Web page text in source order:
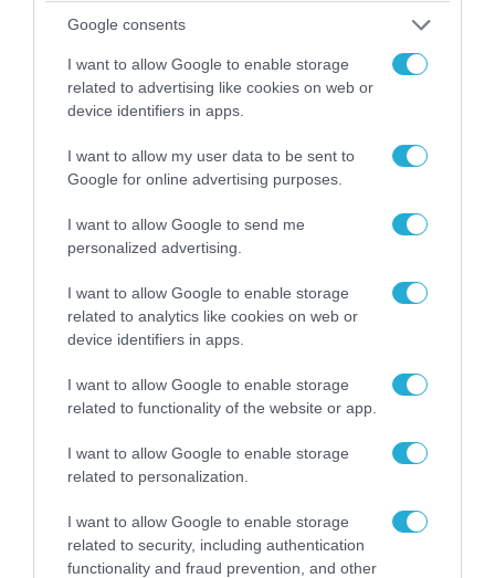
Google consents
I want to allow Google to enable storage
related to advertising like cookies on web or
device identifiers in apps.
I want to allow my user data to be sent to
Google for online advertising purposes.
I want to allow Google to send me
personalized advertising.
I want to allow Google to enable storage
related to analytics like cookies on web or
device identifiers in apps.
I want to allow Google to enable storage
related to functionality of the website or app.
I want to allow Google to enable storage
related to personalization.
I want to allow Google to enable storage
related to security, including authentication
functionality and fraud prevention, and other
07.08.2026 | 20:02
Ο Γιάννης Αλαφούζος «τέλειωσε» τον
απομάκρυνσής του
06.08.2026 | 14:02
«Επιχείρηση ελεύθερα πεζοδρόμια» στην
Αθήνα: Απομακρύνθηκαν παράνομα
αντικείμενα από κοινόχρηστους χώρους